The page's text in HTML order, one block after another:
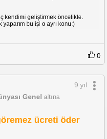
kendimi geliştirmek öncelikle.
bu işi o ayrı konu:)
0
Genel altına
9 yıl
ücreti öder